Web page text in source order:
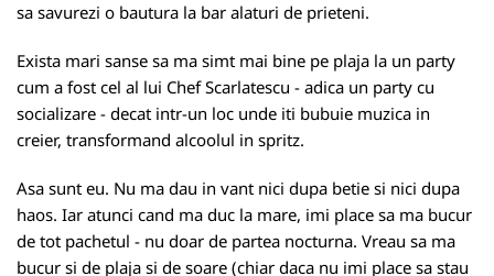
sa savurezi o bautura la bar alaturi de prieteni.
Exista mari sanse sa ma simt mai bine pe plaja la un party
cum a fost cel al lui Chef Scarlatescu - adica un party cu
socializare - decat intr-un loc unde iti bubuie muzica in
creier, transformand alcoolul in spritz.
Asa sunt eu. Nu ma dau in vant nici dupa betie si nici dupa
haos. Iar atunci cand ma duc la mare, imi place sa ma bucur
de tot pachetul - nu doar de partea nocturna. Vreau sa ma
bucur si de plaja si de soare (chiar daca nu imi place sa stau